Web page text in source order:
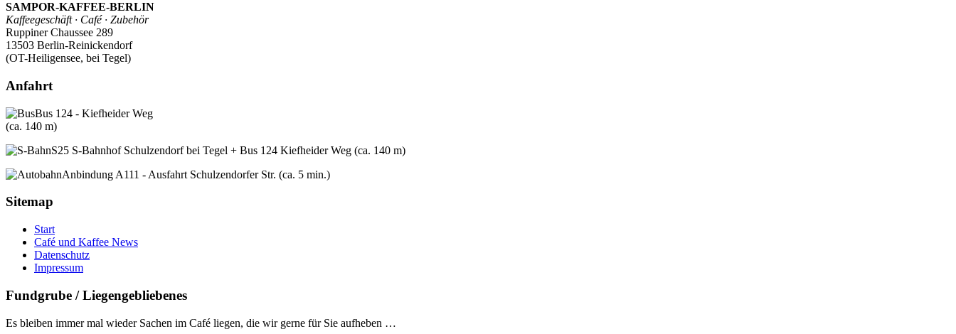
SAMPOR-KAFFEE-BERLIN
Kaffeegeschäft · Café · Zubehör
Ruppiner Chaussee 289
13503 Berlin-Reinickendorf
(OT-Heiligensee, bei Tegel)
Anfahrt
Bus 124 - Kiefheider Weg
(ca. 140 m)
S25 S-Bahnhof Schulzendorf bei Tegel + Bus 124 Kiefheider Weg (ca. 140 m)
Anbindung A111 - Ausfahrt Schulzendorfer Str. (ca. 5 min.)
Sitemap
Start
Café und Kaffee News
Datenschutz
Impressum
Fundgrube / Liegengebliebenes
Es bleiben immer mal wieder Sachen im Café liegen, die wir gerne für Sie aufheben …